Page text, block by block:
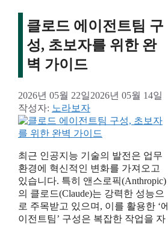
클로드 에이전트팀 구
성, 초보자를 위한 완
벽 가이드
2026년 05월 22일2026년 05월 14일
작성자: 노라보자
최근 인공지능 기술의 발전은 업무
환경에 혁신적인 변화를 가져오고
있습니다. 특히 앤스로픽(Anthropic)
의 클로드(Claude)는 강력한 성능으
로 주목받고 있으며, 이를 활용한 ‘에
이전트팀’ 구성은 복잡한 작업을 자